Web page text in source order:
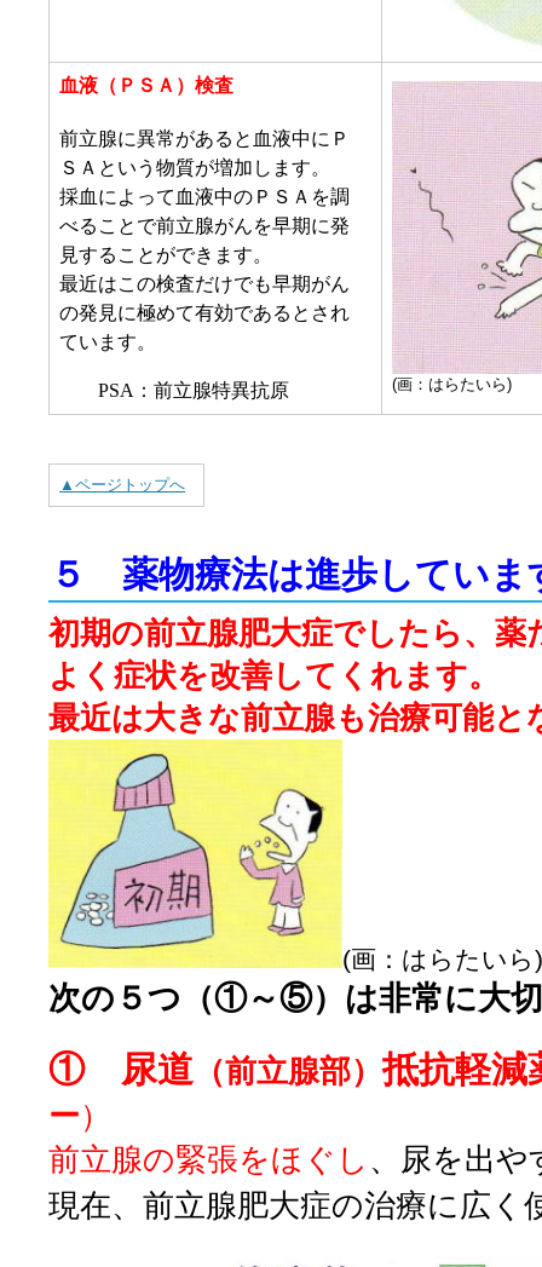
血液（ＰＳＡ）検査
前立腺に異常があると血液中にＰ
ＳＡという物質が増加します。
採血によって血液中のＰＳＡを調
べることで前立腺がんを早期に発
見することができます。
最近はこの検査だけでも早期がん
の発見に極めて有効であるとされ
ています。
PSA：前立腺特異抗原 (画：はらたいら)
▲ページトップへ
５ 薬物療法は進歩していま
初期の前立腺肥大症でしたら、
よく症状を改善してくれます。
最近は大きな前立腺も治療可能と
(画：はらたいら)
次の５つ（①～⑤）は非常に大
① 尿道 （前立腺部）抵抗軽減
ー）
前立腺の緊張をほぐし 、尿を出や
現在、前立腺肥大症の治療に広く